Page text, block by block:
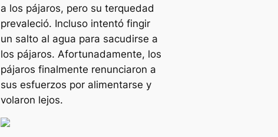
a los pájaros, pero su terquedad
prevaleció. Incluso intentó fingir
un salto al agua para sacudirse a
los pájaros. Afortunadamente, los
pájaros finalmente renunciaron a
sus esfuerzos por alimentarse y
volaron lejos.